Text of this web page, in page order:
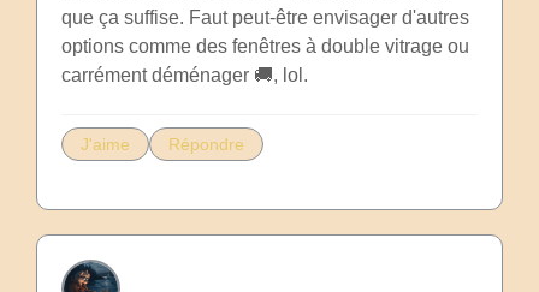
que ça suffise. Faut peut-être envisager d'autres
options comme des fenêtres à double vitrage ou
carrément déménager 🚚, lol.
J'aime Répondre